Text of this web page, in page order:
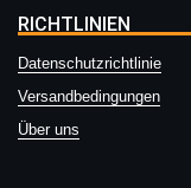
RICHTLINIEN
Datenschutzrichtlinie
Versandbedingungen
Über uns